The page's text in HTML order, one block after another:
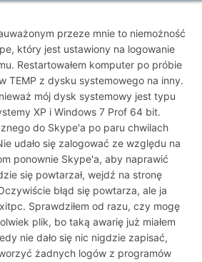
przeze mnie to niemożność
który jest ustawiony na logowanie
Restartowałem komputer po próbie
TEMP z dysku systemowego na inny.
mój dysk systemowy jest typu
XP i Windows 7 Prof 64 bit.
do Skype'a po paru chwilach
udało się zalogować ze względu na
ponownie Skype'a, aby naprawić
się powtarzał, wejdź na stronę
błąd się powtarza, ale ja
Sprawdziłem od razu, czy mogę
plik, bo taką awarię już miałem
nie dało się nic nigdzie zapisać,
żadnych logów z programów